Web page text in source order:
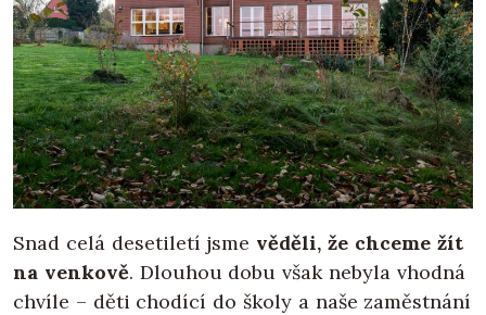
Snad celá desetiletí jsme věděli, že chceme žít
na venkově. Dlouhou dobu však nebyla vhodná
chvíle – děti chodící do školy a naše zaměstnání